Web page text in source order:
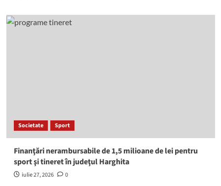
Societate Sport
Finanţări nerambursabile de 1,5 milioane de lei pentru
sport şi tineret în judeţul Harghita
iulie 27, 2026 0